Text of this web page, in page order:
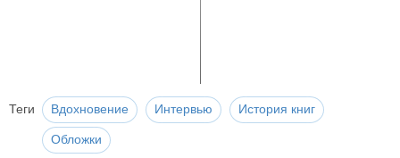
Теги Вдохновение Интервью История книг
Обложки